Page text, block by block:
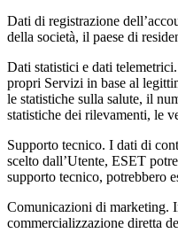
Dati di registrazione
della società, il paese di
Dati statistici e dati telemetrici.
propri Servizi in base al
le statistiche sulla salute, il
statistiche dei rilevamenti, le
Supporto tecnico. I dati di
scelto dall’Utente, ESET
supporto tecnico, potrebbero
Comunicazioni di marketing.
commercializzazione diretta